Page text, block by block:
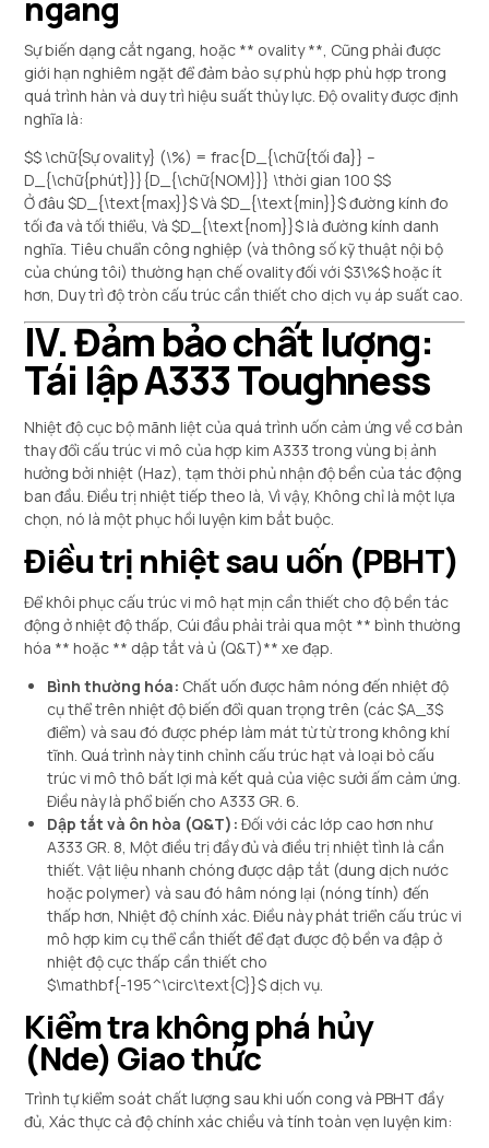
ngang
Sự biến dạng cắt ngang, hoặc ** ovality **, Cũng phải được
giới hạn nghiêm ngặt để đảm bảo sự phù hợp phù hợp trong
quá trình hàn và duy trì hiệu suất thủy lực. Độ ovality được định
nghĩa là:
$$ \chữ{Sự ovality} (\%) = frac{D_{\chữ{tối đa}} –
D_{\chữ{phút}}}{D_{\chữ{NOM}}} \thời gian 100$$
Ở đâu$D_{\text{max}}$Và$D_{\text{min}}$đường kính đo
tối đa và tối thiểu, Và$D_{\text{nom}}$là đường kính danh
nghĩa. Tiêu chuẩn công nghiệp (và thông số kỹ thuật nội bộ
của chúng tôi) thường hạn chế ovality đối với$3\%$hoặc ít
hơn, Duy trì độ tròn cấu trúc cần thiết cho dịch vụ áp suất cao.
IV. Đảm bảo chất lượng:
Tái lập A333 Toughness
Nhiệt độ cục bộ mãnh liệt của quá trình uốn cảm ứng về cơ bản
thay đổi cấu trúc vi mô của hợp kim A333 trong vùng bị ảnh
hưởng bởi nhiệt (Haz), tạm thời phủ nhận độ bền của tác động
ban đầu. Điều trị nhiệt tiếp theo là, Vì vậy, Không chỉ là một lựa
chọn, nó là một phục hồi luyện kim bắt buộc.
Điều trị nhiệt sau uốn (PBHT)
Để khôi phục cấu trúc vi mô hạt mịn cần thiết cho độ bền tác
động ở nhiệt độ thấp, Cúi đầu phải trải qua một ** bình thường
hóa ** hoặc ** dập tắt và ủ (Q&T)** xe đạp.
Bình thường hóa: Chất uốn được hâm nóng đến nhiệt độ
cụ thể trên nhiệt độ biến đổi quan trọng trên (các$A_3$
điểm) và sau đó được phép làm mát từ từ trong không khí
tĩnh. Quá trình này tinh chỉnh cấu trúc hạt và loại bỏ cấu
trúc vi mô thô bất lợi mà kết quả của việc sưởi ấm cảm ứng.
Điều này là phổ biến cho A333 GR. 6.
Dập tắt và ôn hòa (Q&T): Đối với các lớp cao hơn như
A333 GR. 8, Một điều trị đầy đủ và điều trị nhiệt tình là cần
thiết. Vật liệu nhanh chóng được dập tắt (dung dịch nước
hoặc polymer) và sau đó hâm nóng lại (nóng tính) đến
thấp hơn, Nhiệt độ chính xác. Điều này phát triển cấu trúc vi
mô hợp kim cụ thể cần thiết để đạt được độ bền va đập ở
nhiệt độ cực thấp cần thiết cho
$\mathbf{-195^\circ\text{C}}$ dịch vụ.
Kiểm tra không phá hủy
(Nde) Giao thức
Trình tự kiểm soát chất lượng sau khi uốn cong và PBHT đầy
đủ, Xác thực cả độ chính xác chiều và tính toàn vẹn luyện kim: